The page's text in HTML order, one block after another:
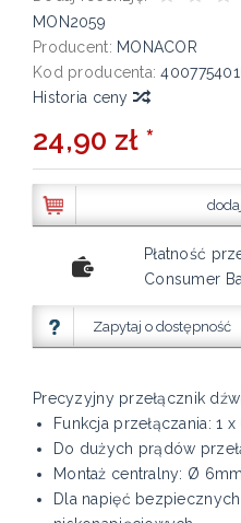
MON2059
Producent: MONACOR
Kod producenta:
Historia ceny
24,90 zł *
Płatność
Consumer
Zapytaj o dostępność
Precyzyjny przełącznik
Funkcja przełączania: 1
Do dużych prądów
Montaż centralny: Ø 6mm
Dla napięć